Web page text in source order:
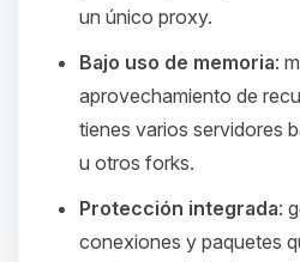
un único proxy.
Bajo uso de memoria:
aprovechamiento de
tienes varios servidores
u otros forks.
Protección integrada:
conexiones y paquetes